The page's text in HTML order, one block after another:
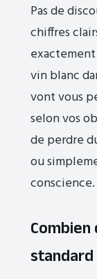
Pas de
chiffres
vin blanc
vont vous
selon vos
de perdre
ou
conscience.
Combien
standard